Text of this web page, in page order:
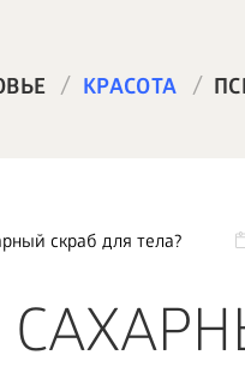
/ КРАСОТА /
скраб для тела?